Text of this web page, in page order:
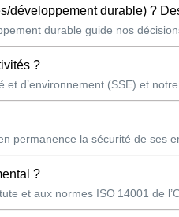
durable) ? Des prix
durable guide nos
?
d’environnement (SSE) et notre
permanence la sécurité de ses
?
et aux normes ISO 14001 de